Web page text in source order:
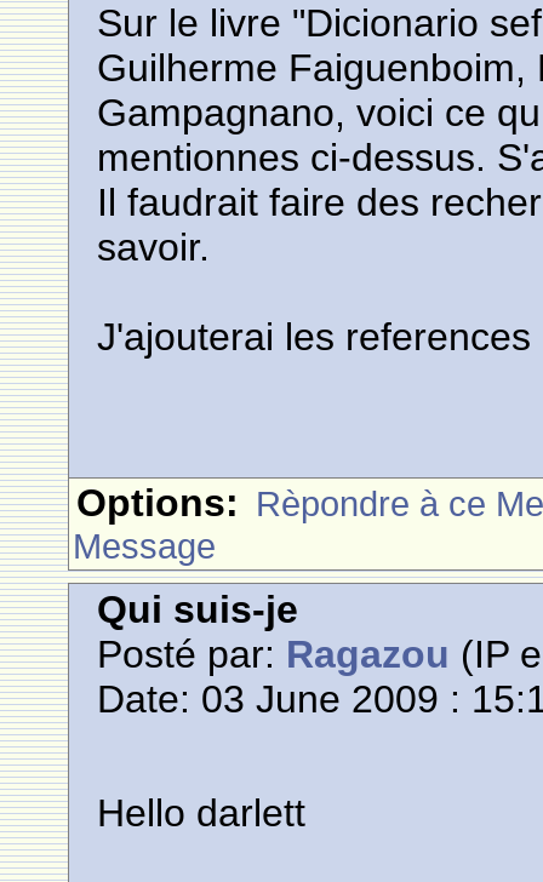
Sur le livre "Dicionario
Guilherme Faiguenboim,
Gampagnano, voici ce
mentionnes ci-dessus.
Il faudrait faire des
savoir.
J'ajouterai les
Options: Rèpondre à ce
Message
Qui suis-je
Posté par: Ragazou (IP
Date: 03 June 2009 :
Hello darlett